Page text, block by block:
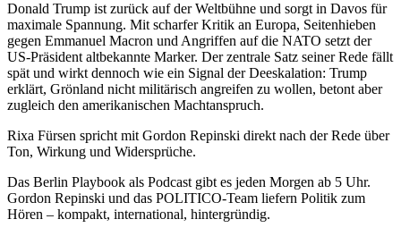
Donald Trump ist zurück auf der Weltbühne und sorgt in Davos für
maximale Spannung. Mit scharfer Kritik an Europa, Seitenhieben
gegen Emmanuel Macron und Angriffen auf die NATO setzt der
US-Präsident altbekannte Marker. Der zentrale Satz seiner Rede fällt
spät und wirkt dennoch wie ein Signal der Deeskalation: Trump
erklärt, Grönland nicht militärisch angreifen zu wollen, betont aber
zugleich den amerikanischen Machtanspruch.
Rixa Fürsen spricht mit Gordon Repinski direkt nach der Rede über
Ton, Wirkung und Widersprüche.
Das Berlin Playbook als Podcast gibt es jeden Morgen ab 5 Uhr.
Gordon Repinski und das POLITICO-Team liefern Politik zum
Hören – kompakt, international, hintergründig.